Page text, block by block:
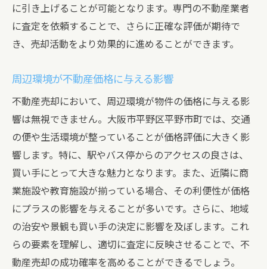
不動産市場の周期を見極める方法
季節ごとの売却動向とその影響
経済指標が不動産売却に与える影響
地域の再開発計画が価格に与える影響
長期的な市場予測を基にした売却計画
査定が成功への鍵！平野市町での不動産売却の
流れを解説
初期相談から契約締結までのプロセス
査定の結果を活用した戦略的計画
効果的な広告戦略とその実施
内覧時のポイントと準備事項
契約条件の調整と最終交渉
に引き上げることが可能となります。専門の不動産業者
に査定を依頼することで、さらに正確な評価が期待で
き、売却活動をより効果的に進めることができます。
周辺環境が不動産価格に与える影響
不動産売却において、周辺環境が物件の価格に与える影
響は無視できません。大阪市平野区平野市町では、交通
の便や生活環境が整っていることが価格評価に大きく影
響します。特に、駅やバス停からのアクセスの良さは、
買い手にとって大きな魅力となります。また、近隣に商
業施設や教育施設が揃っている場合、その利便性が価格
にプラスの影響を与えることが多いです。さらに、地域
の治安や景観も買い手の決定に影響を及ぼします。これ
らの要素を理解し、適切に査定に反映させることで、不
動産売却の成功確率を高めることができるでしょう。